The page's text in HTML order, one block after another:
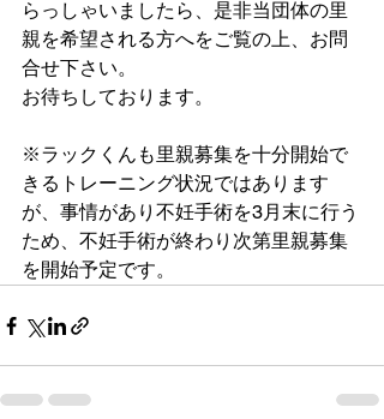
らっしゃいましたら、是非当団体の里
親を希望される方へをご覧の上、お問
合せ下さい。
お待ちしております。
※ラックくんも里親募集を十分開始で
きるトレーニング状況ではあります
が、事情があり不妊手術を3月末に行う
ため、不妊手術が終わり次第里親募集
を開始予定です。